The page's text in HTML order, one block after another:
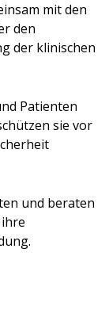
mit den
den
der klinischen
Patienten
sie vor
und beraten